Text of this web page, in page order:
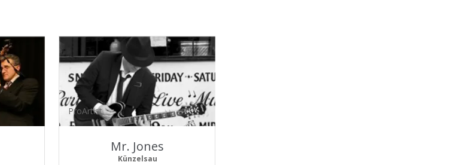
ProArtist
Mr. Jones
Künzelsau